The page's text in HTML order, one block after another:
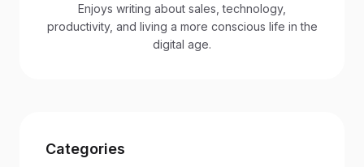
Enjoys writing about sales, technology,
productivity, and living a more conscious life in the
digital age.
Categories